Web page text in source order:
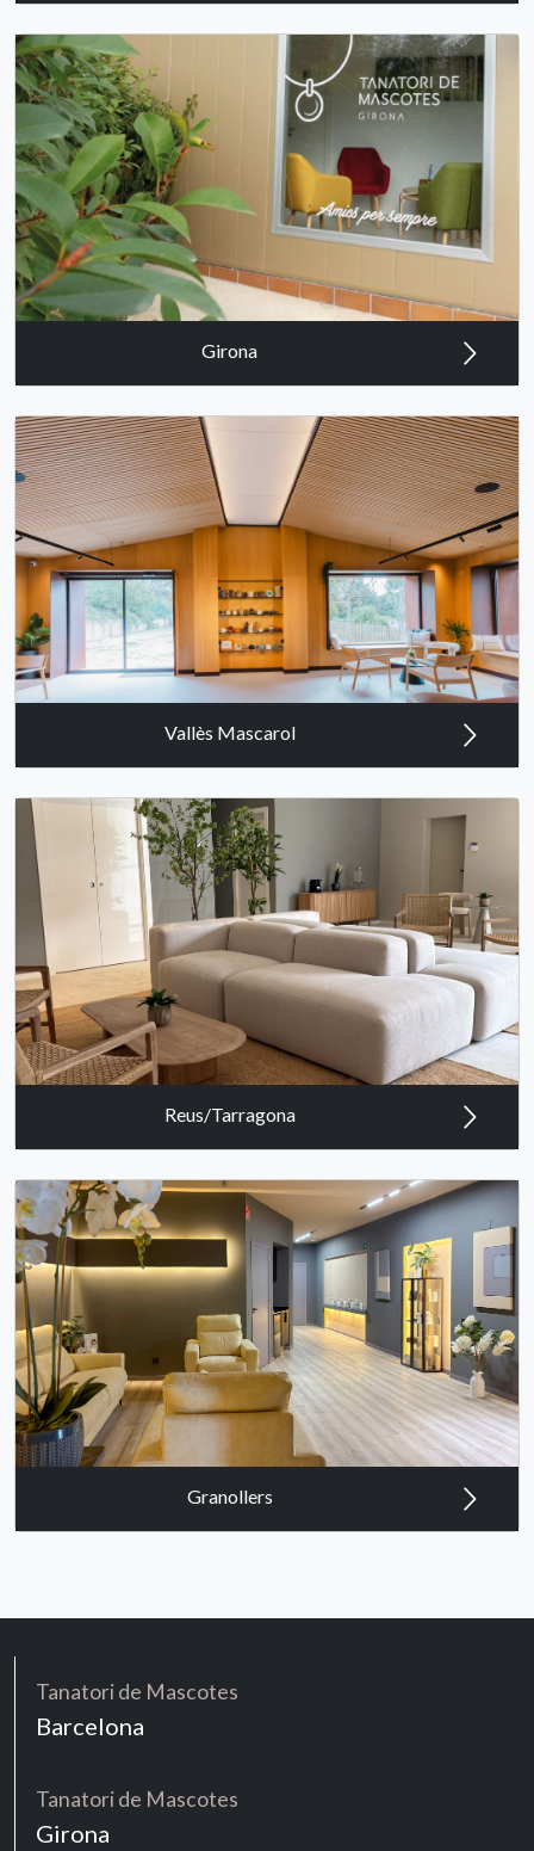
Girona
Vallès Mascarol
Reus/Tarragona
Granollers
Tanatori de Mascotes
Barcelona
Tanatori de Mascotes
Girona